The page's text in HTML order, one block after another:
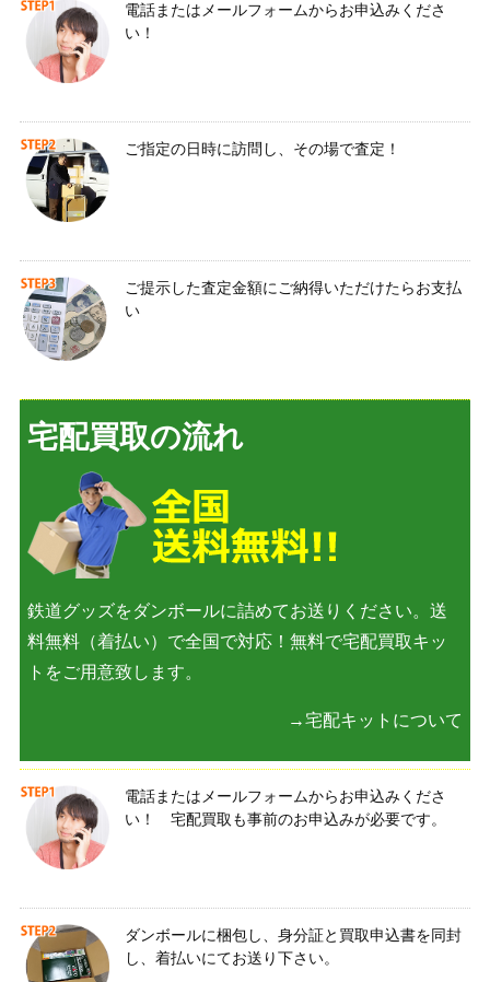
電話またはメールフォームからお申込みくださ
い！
ご指定の日時に訪問し、その場で査定！
ご提示した査定金額にご納得いただけたらお支払
い
宅配買取の流れ
鉄道グッズをダンボールに詰めてお送りください。送
料無料（着払い）で全国で対応！無料で宅配買取キッ
トをご用意致します。
→宅配キットについて
電話またはメールフォームからお申込みくださ
い！ 宅配買取も事前のお申込みが必要です。
ダンボールに梱包し、身分証と買取申込書を同封
し、着払いにてお送り下さい。